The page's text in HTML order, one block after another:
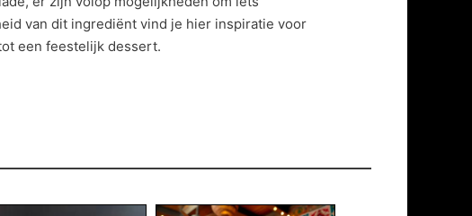
van dit ingrediënt vind je hier inspiratie voor
een feestelijk dessert.